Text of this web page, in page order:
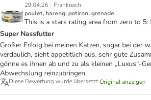
29.04.26 | Frankreich
poulet, hareng, potiron, grenade
This is a stars rating area from zero to 5:
Super Nassfutter
Großer Erfolg bei meinen Katzen, sogar bei der
verdaulich, sieht appetitlich aus, sehr gute
gönne es ihnen ab und zu als kleinen „Luxus“-
Abwechslung reinzubringen.
Diese Bewertung wurde übersetzt.Original anzeigen